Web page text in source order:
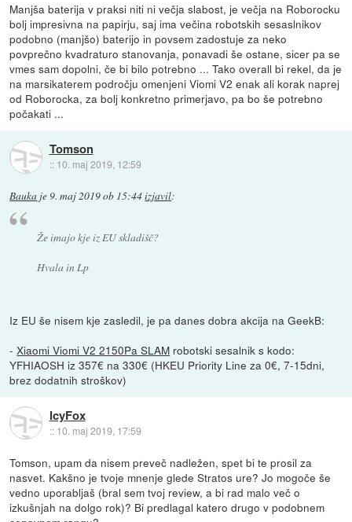
Manjša baterija v praksi niti ni večja slabost, je večja na Roborocku
bolj impresivna na papirju, saj ima večina robotskih sesaslnikov
podobno (manjšo) baterijo in povsem zadostuje za neko
povprečno kvadraturo stanovanja, ponavadi še ostane, sicer pa se
vmes sam dopolni, če bi bilo potrebno ... Tako overall bi rekel, da je
na marsikaterem področju omenjeni Viomi V2 enak ali korak naprej
od Roborocka, za bolj konkretno primerjavo, pa bo še potrebno
počakati ...
Tomson
:: 10. maj 2019, 12:59
Bauka je9. maj 2019 ob 15:44izjavil:
Že imajo kje iz EU skladišč?
Hvala in Lp
Iz EU še nisem kje zasledil, je pa danes dobra akcija na GeekB:
-Xiaomi Viomi V2 2150Pa SLAM robotski sesalnik s kodo:
YFHIAOSH iz 357€ na 330€ (HKEU Priority Line za 0€, 7-15dni,
brez dodatnih stroškov)
IcyFox
:: 10. maj 2019, 17:59
Tomson, upam da nisem preveč nadležen, spet bi te prosil za
nasvet. Kakšno je tvoje mnenje glede Stratos ure? Jo mogoče še
vedno uporabljaš (bral sem tvoj review, a bi rad malo več o
izkušnjah na dolgo rok)? Bi predlagal katero drugo v podobnem